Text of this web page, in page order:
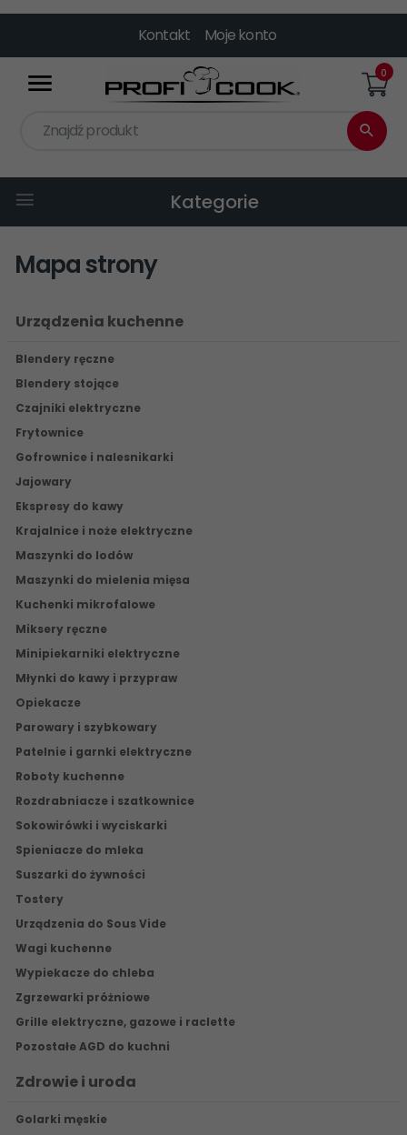
Kontakt Moje konto
Znajdź produkt
0
Kategorie
Mapa strony
Urządzenia kuchenne
Blendery ręczne
Blendery stojące
Czajniki elektryczne
Frytownice
Gofrownice i nalesnikarki
Jajowary
Ekspresy do kawy
Krajalnice i noże elektryczne
Maszynki do lodów
Maszynki do mielenia mięsa
Kuchenki mikrofalowe
Miksery ręczne
Minipiekarniki elektryczne
Młynki do kawy i przypraw
Opiekacze
Parowary i szybkowary
Patelnie i garnki elektryczne
Roboty kuchenne
Rozdrabniacze i szatkownice
Sokowirówki i wyciskarki
Spieniacze do mleka
Suszarki do żywności
Tostery
Urządzenia do Sous Vide
Wagi kuchenne
Wypiekacze do chleba
Zgrzewarki próżniowe
Grille elektryczne, gazowe i raclette
Pozostałe AGD do kuchni
Zdrowie i uroda
Golarki męskie